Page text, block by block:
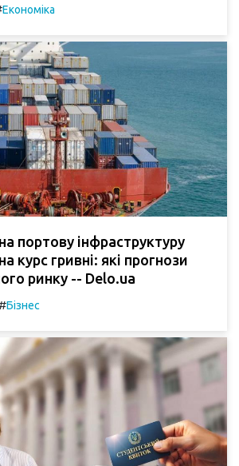
Економіка
портову інфраструктуру
курс гривні: які прогнози
ринку -- Delo.ua
Бізнес